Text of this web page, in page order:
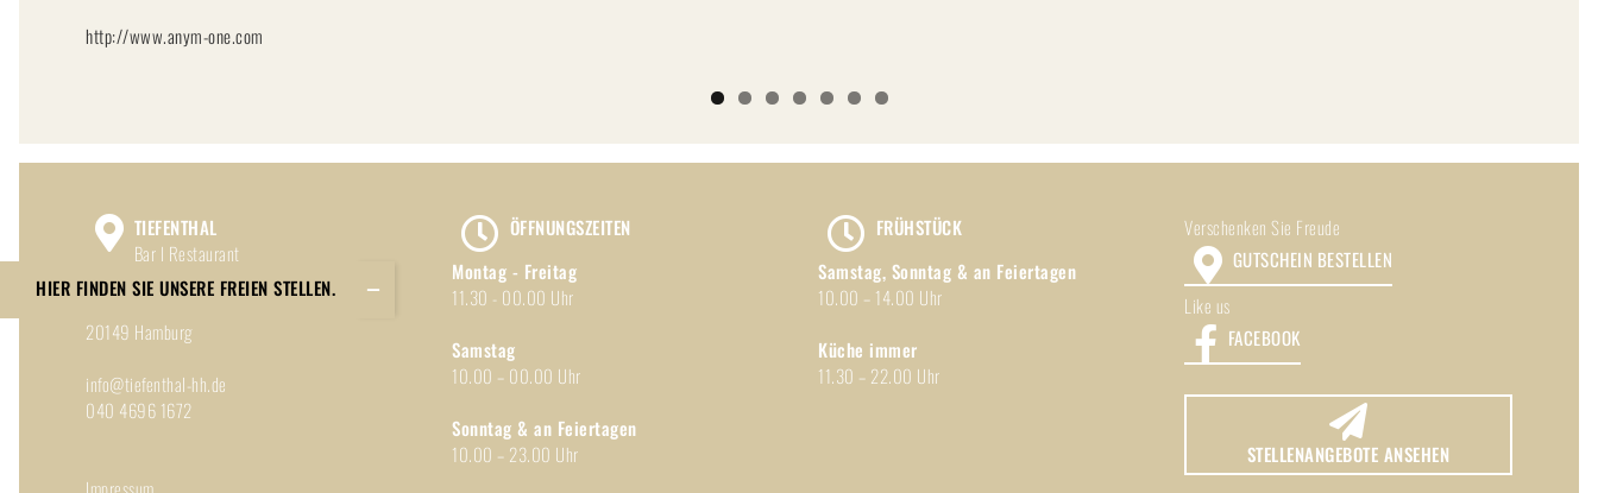
http://www.anym-one.com
TIEFENTHAL
Bar | Restaurant
Isestraße 77
20149 Hamburg
info@tiefenthal-hh.de
040 4696 1672
ÖFFNUNGSZEITEN
Montag - Freitag
11.30 - 00.00 Uhr
Samstag
10.00 – 00.00 Uhr
Sonntag & an Feiertagen
10.00 – 23.00 Uhr
FRÜHSTÜCK
Samstag, Sonntag & an Feiertagen
10.00 – 14.00 Uhr
Küche immer
11.30 – 22.00 Uhr
Verschenken Sie Freude
GUTSCHEIN BESTELLEN
Like us
FACEBOOK
STELLENANGEBOTE ANSEHEN
Sliding
HIER FINDEN SIE UNSERE FREIEN STELLEN.